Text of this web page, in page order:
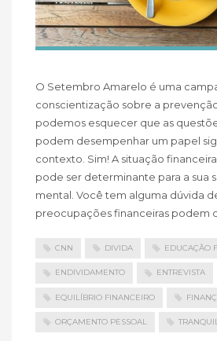
O Setembro Amarelo é uma
conscientização sobre a
podemos esquecer que as
podem desempenhar um papel
contexto. Sim! A situação
pode ser determinante para a sua
mental. Você tem alguma dúvida
preocupações financeiras podem
CNN DIVIDA EDUCAÇÃO
ENDIVIDAMENTO ENTREVISTA
EQUILÍBRIO FINANCEIRO
ORÇAMENTO PESSOAL